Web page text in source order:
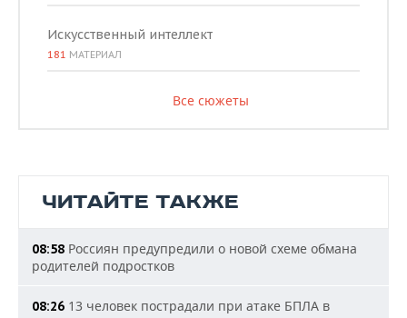
Искусственный интеллект
181 МАТЕРИАЛ
Все сюжеты
ЧИТАЙТЕ ТАКЖЕ
08:58 Россиян предупредили о новой схеме обмана
родителей подростков
08:26 13 человек пострадали при атаке БПЛА в